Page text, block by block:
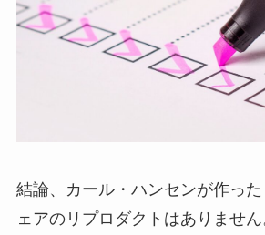
結論、カール・ハンセンが作っ
ェアのリプロダクトはありません